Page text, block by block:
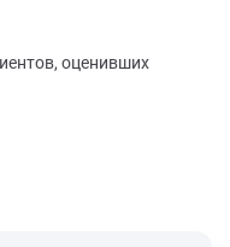
оценивших